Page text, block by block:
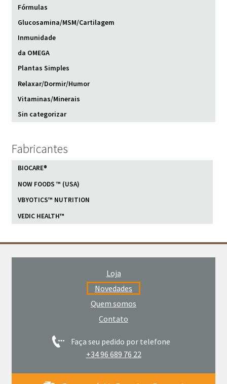
Fórmulas
Glucosamina/MSM/Cartilagem
Inmunidade
da OMEGA
Plantas Simples
Relaxar/Dormir/Humor
Vitaminas/Minerais
Sin categorizar
Fabricantes
BIOCARE®
NOW FOODS ™ (USA)
VBYOTICS™ NUTRITION
VEDIC HEALTH™
Loja
Novedades
Quem somos
Contato
Faça seu pedido por telefone
+34 96 689 76 22